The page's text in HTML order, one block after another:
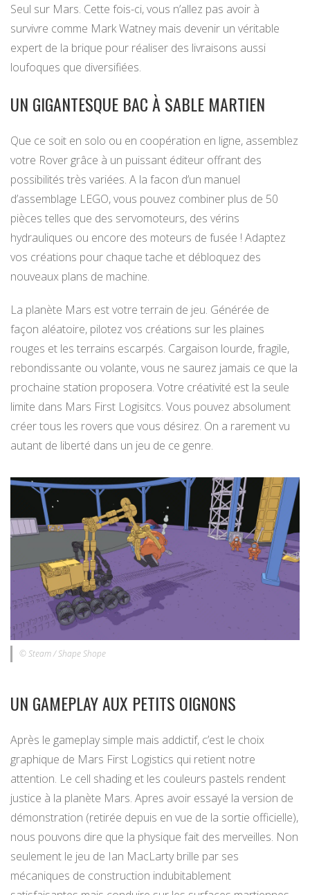
Seul sur Mars. Cette fois-ci, vous n’allez pas avoir à
survivre comme Mark Watney mais devenir un véritable
expert de la brique pour réaliser des livraisons aussi
loufoques que diversifiées.
UN GIGANTESQUE BAC À SABLE MARTIEN
Que ce soit en solo ou en coopération en ligne, assemblez
votre Rover grâce à un puissant éditeur offrant des
possibilités très variées. A la facon d’un manuel
d’assemblage LEGO, vous pouvez combiner plus de 50
pièces telles que des servomoteurs, des vérins
hydrauliques ou encore des moteurs de fusée ! Adaptez
vos créations pour chaque tache et débloquez des
nouveaux plans de machine.
La planète Mars est votre terrain de jeu. Générée de
façon aléatoire, pilotez vos créations sur les plaines
rouges et les terrains escarpés. Cargaison lourde, fragile,
rebondissante ou volante, vous ne saurez jamais ce que la
prochaine station proposera. Votre créativité est la seule
limite dans Mars First Logisitcs. Vous pouvez absolument
créer tous les rovers que vous désirez. On a rarement vu
autant de liberté dans un jeu de ce genre.
© Steam / Shape Shope
UN GAMEPLAY AUX PETITS OIGNONS
Après le gameplay simple mais addictif, c’est le choix
graphique de Mars First Logistics qui retient notre
attention. Le cell shading et les couleurs pastels rendent
justice à la planète Mars. Apres avoir essayé la version de
démonstration (retirée depuis en vue de la sortie officielle),
nous pouvons dire que la physique fait des merveilles. Non
seulement le jeu de Ian MacLarty brille par ses
mécaniques de construction indubitablement